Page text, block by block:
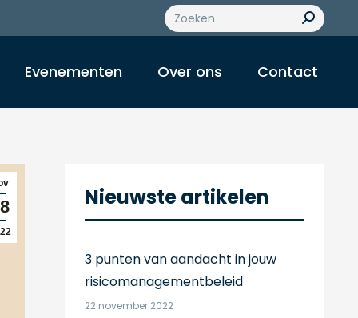
Z
o
e
Evenementen Over ons Contact
Nieuwste artikelen
3 punten van aandacht in jouw
risicomanagementbeleid
22 november 2022